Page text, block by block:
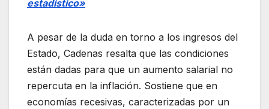
estadístico»
A pesar de la duda en torno a los ingresos del
Estado, Cadenas resalta que las condiciones
están dadas para que un aumento salarial no
repercuta en la inflación. Sostiene que en
economías recesivas, caracterizadas por un